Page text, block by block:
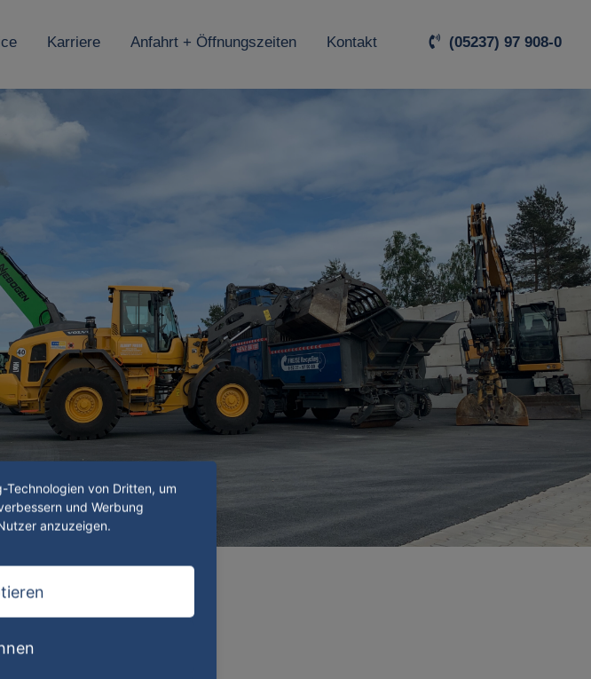
Karriere Anfahrt + Öffnungszeiten Kontakt (05237) 97 908-0
Technologien von Dritten, um
und Werbung
anzuzeigen.